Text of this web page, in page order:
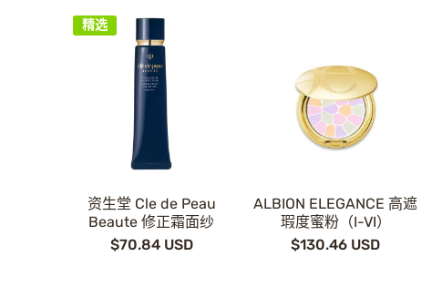
精选
资生堂 Cle de Peau
Beaute 修正霜面纱
$70.84 USD
ALBION ELEGANCE 高遮
瑕度蜜粉（I-VI）
$130.46 USD